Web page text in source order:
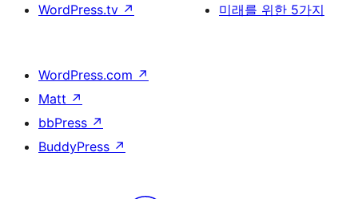
WordPress.tv ↗
미래를 위한 5가지
WordPress.com ↗
Matt ↗
bbPress ↗
BuddyPress ↗